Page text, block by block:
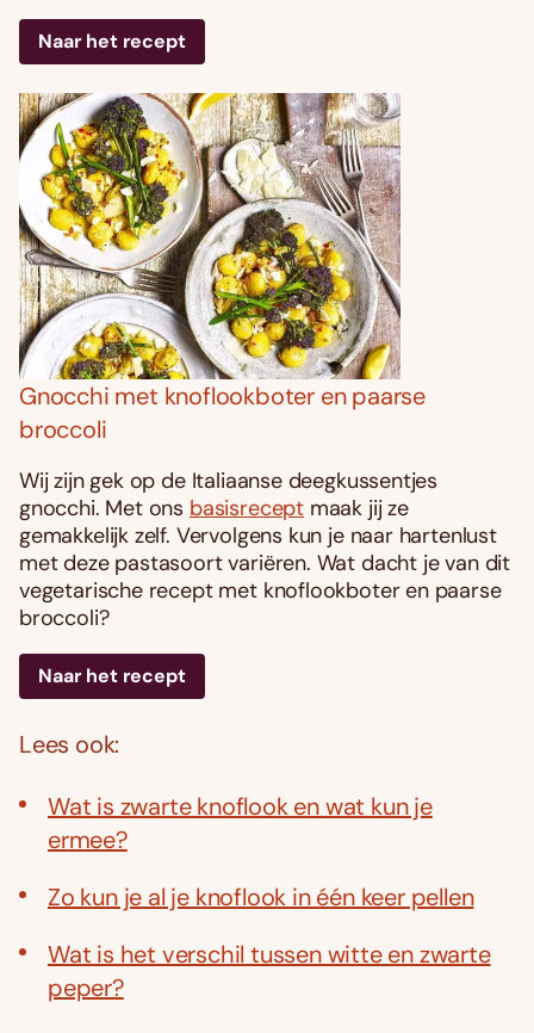
Naar het recept
Gnocchi met knoflookboter en paarse
broccoli
Wij zijn gek op de Italiaanse deegkussentjes
gnocchi. Met ons basisreceptmaak jij ze
gemakkelijk zelf. Vervolgens kun je naar hartenlust
met deze pastasoort variëren. Wat dacht je van dit
vegetarische recept met knoflookboter en paarse
broccoli?
Naar het recept
Lees ook:
Wat is zwarte knoflook en wat kun je
ermee?
Zo kun je al je knoflook in één keer pellen
Wat is het verschil tussen witte en zwarte
peper?